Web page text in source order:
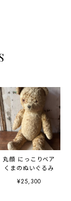
丸顔 にっこりベア
くまのぬいぐるみ
¥25,300